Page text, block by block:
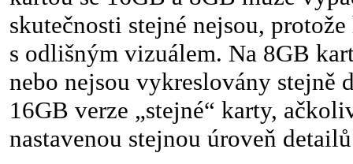
skutečnosti stejné nejsou,
s odlišným vizuálem. Na 8GB
nebo nejsou vykreslovány stejně
16GB verze „stejné“ karty,
nastavenou stejnou úroveň